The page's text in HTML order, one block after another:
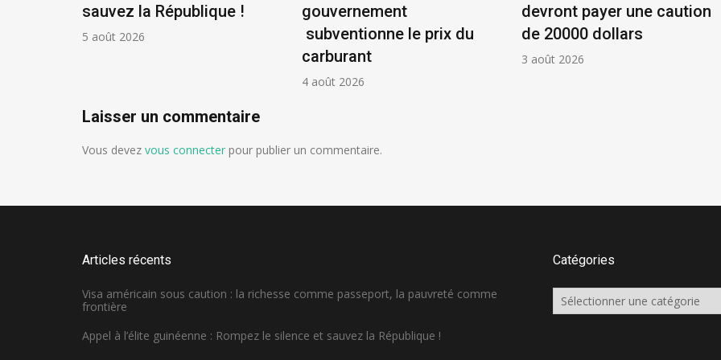
sauvez la République !
5 août 2026
gouvernement
subventionne le prix du
carburant
4 août 2026
devront payer une caution
de 20000 dollars
3 août 2026
Laisser un commentaire
Vous devez vous connecter pour publier un commentaire.
Articles récents
Visa américain sous caution : la richesse comme passeport, la pauvreté comme
frontière
Appel à l’élite guinéenne : Rompez le silence et sauvez la République !
Catégories
Catégories